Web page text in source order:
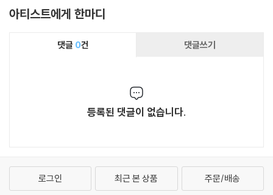
슈팀베르크, 앙상블 일
아티스트에게 한마디
댓글 0건 댓글쓰기
등록된 댓글이 없습니다.
로그인 최근 본 상품 주문/배송